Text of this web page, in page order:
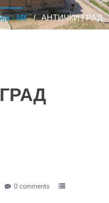
- МК/ АНТИЧКИ ГРАД
0 comments